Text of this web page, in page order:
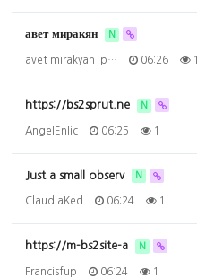
авет миракян N
avet mirakyan_p… 06:26 1
https://bs2sprut.ne N
AngelEnlic 06:25 1
Just a small observ N
ClaudiaKed 06:24 1
https://m-bs2site-a N
Francisfup 06:24 1